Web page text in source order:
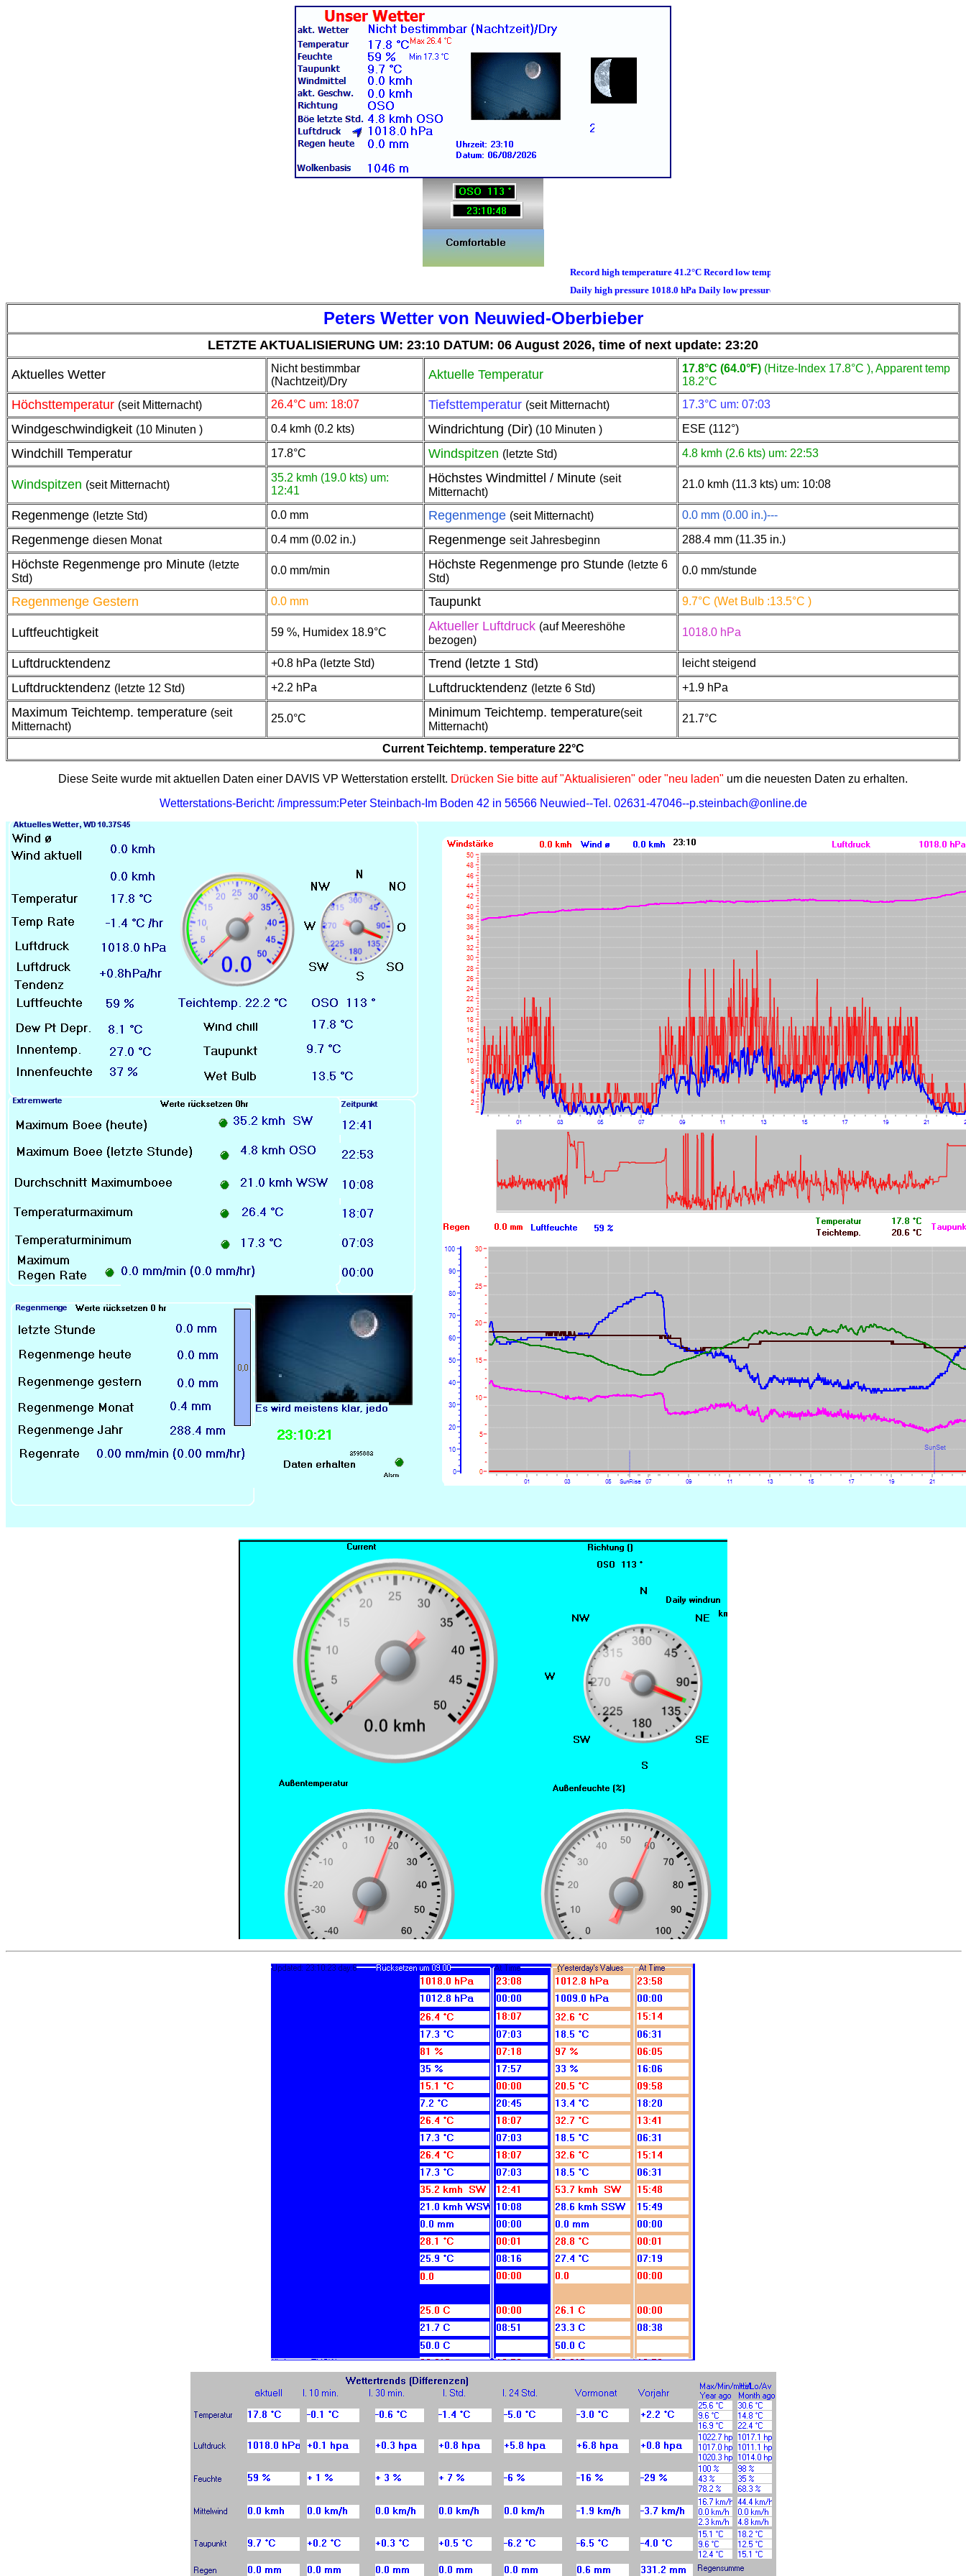
Record high temperature 41.2°C Record low temperature -43.9°C Record high gust 204.2 km/h
Daily high pressure 1018.0 hPa Daily low pressure 1012.8 hPa Daily low windchill 17.3°C Daily high
Peters Wetter von Neuwied-Oberbieber
LETZTE AKTUALISIERUNG UM: 23:10 DATUM: 06 August 2026, time of next update: 23:20
Aktuelles Wetter
Nicht bestimmbar
(Nachtzeit)/Dry
Aktuelle Temperatur 17.8°C (64.0°F) (Hitze-Index 17.8°C ), Apparent temp
18.2°C
Höchsttemperatur (seit Mitternacht) 26.4°C um: 18:07 Tiefsttemperatur (seit Mitternacht) 17.3°C um: 07:03
Windgeschwindigkeit (10 Minuten ) 0.4 kmh (0.2 kts) Windrichtung (Dir) (10 Minuten ) ESE (112°)
Windchill Temperatur 17.8°C Windspitzen (letzte Std) 4.8 kmh (2.6 kts) um: 22:53
Windspitzen (seit Mitternacht)
35.2 kmh (19.0 kts) um:
12:41
Höchstes Windmittel / Minute (seit
Mitternacht)
21.0 kmh (11.3 kts) um: 10:08
Regenmenge (letzte Std) 0.0 mm Regenmenge (seit Mitternacht) 0.0 mm (0.00 in.)---
Regenmenge diesen Monat 0.4 mm (0.02 in.) Regenmenge seit Jahresbeginn 288.4 mm (11.35 in.)
Höchste Regenmenge pro Minute (letzte
Std)
0.0 mm/min Höchste Regenmenge pro Stunde (letzte 6
Std)
0.0 mm/stunde
Regenmenge Gestern 0.0 mm Taupunkt 9.7°C (Wet Bulb :13.5°C )
Luftfeuchtigkeit 59 %, Humidex 18.9°C Aktueller Luftdruck (auf Meereshöhe
bezogen)
1018.0 hPa
Luftdrucktendenz +0.8 hPa (letzte Std) Trend (letzte 1 Std) leicht steigend
Luftdrucktendenz (letzte 12 Std) +2.2 hPa Luftdrucktendenz (letzte 6 Std) +1.9 hPa
Maximum Teichtemp. temperature (seit
Mitternacht)
25.0°C Minimum Teichtemp. temperature(seit
Mitternacht)
21.7°C
Current Teichtemp. temperature 22°C
Diese Seite wurde mit aktuellen Daten einer DAVIS VP Wetterstation erstellt. Drücken Sie bitte auf "Aktualisieren" oder "neu laden" um die neuesten Daten zu erhalten.
Wetterstations-Bericht: /impressum:Peter Steinbach-Im Boden 42 in 56566 Neuwied--Tel. 02631-47046--p.steinbach@online.de